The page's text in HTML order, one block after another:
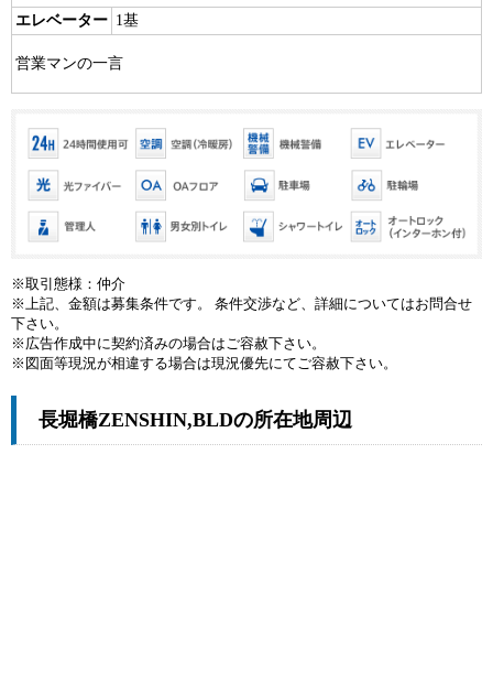
エレベーター 1基
営業マンの一言
※取引態様：仲介
※上記、金額は募集条件です。 条件交渉など、詳細についてはお問合せ
下さい。
※広告作成中に契約済みの場合はご容赦下さい。
※図面等現況が相違する場合は現況優先にてご容赦下さい。
長堀橋ZENSHIN,BLDの所在地周辺